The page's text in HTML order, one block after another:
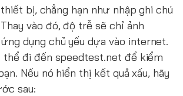
bị, chẳng hạn như nhập ghi chú
vào đó, độ trễ sẽ chỉ ảnh
dụng chủ yếu dựa vào internet.
thể đi đến speedtest.net để kiểm
Nếu nó hiển thị kết quả xấu, hãy
sau: